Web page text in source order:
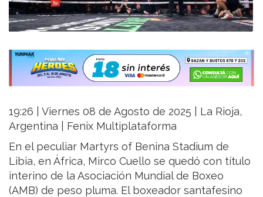
19:26 | Viernes 08 de Agosto de 2025 | La Rioja,
Argentina | Fenix Multiplataforma
En el peculiar Martyrs of Benina Stadium de
Libia, en África, Mirco Cuello se quedó con título
interino de la Asociación Mundial de Boxeo
(AMB) de peso pluma. El boxeador santafesino